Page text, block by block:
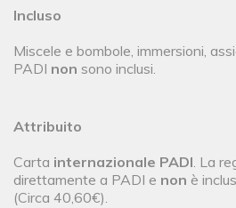
Incluso
Miscele e bombole, immersioni,
PADI non sono inclusi.
Attribuito
Carta internazionale PADI. La
direttamente a PADI e non è
(Circa 40,60€).